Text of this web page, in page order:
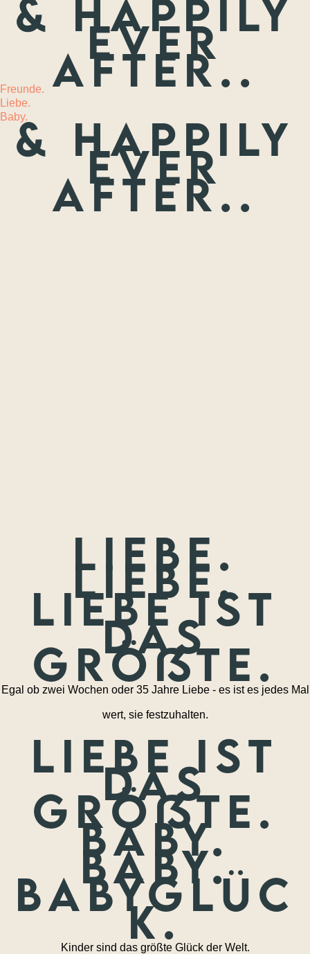
MEHR
& happily
ever
after..
Freunde.
Liebe.
Baby.& happily
ever
after..
Liebe.
Liebe.
Liebe ist
das
größte.
Egal ob zwei Wochen oder 35 Jahre Liebe - es ist es jedes Mal
wert, sie festzuhalten.
Liebe ist
das
größte.
Baby.
Baby.
Babyglüc
k.
Kinder sind das größte Glück der Welt.